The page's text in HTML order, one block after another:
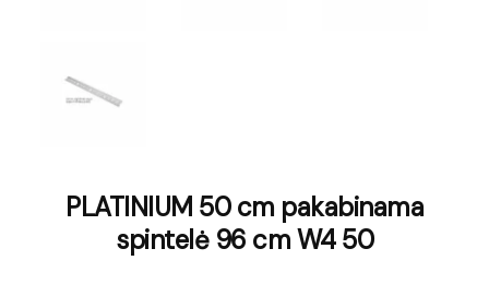
PLATINIUM 50 cm pakabinama
spintelė 96 cm W4 50